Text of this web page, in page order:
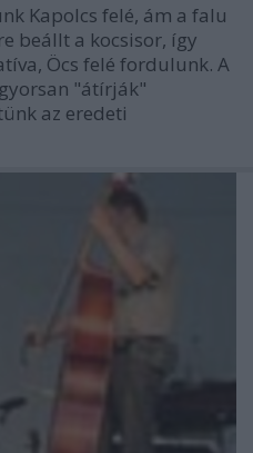
Kapolcs felé, ám a falu
beállt a kocsisor, így
Öcs felé fordulunk. A
"átírják"
az eredeti